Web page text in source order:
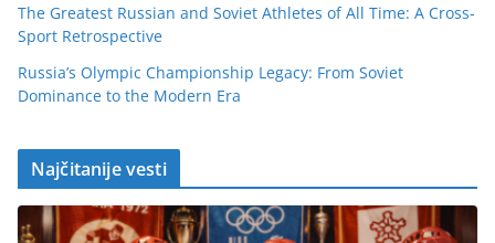
The Greatest Russian and Soviet Athletes of All Time: A Cross-
Sport Retrospective
Russia’s Olympic Championship Legacy: From Soviet
Dominance to the Modern Era
Najčitanije vesti